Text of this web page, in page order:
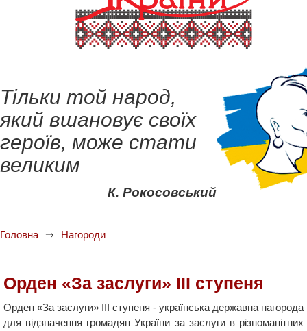
Тільки той народ,
який вшановує своїх
героїв, може стати
великим
К. Рокосовський
Головна Нагороди
Орден «За заслуги» ІІІ ступеня
Орден «За заслуги» ІІІ ступеня - українська державна нагорода
для відзначення громадян України за заслуги в різноманітних